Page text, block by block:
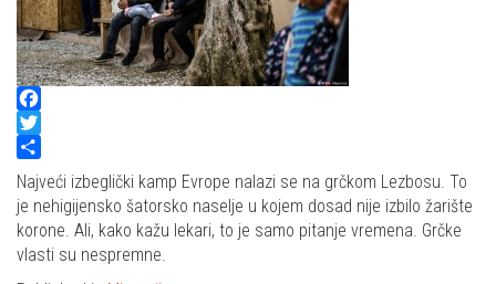
Facebook
Twitter
Share
Najveći izbeglički kamp Evrope nalazi se na grčkom Lezbosu. To
je nehigijensko šatorsko naselje u kojem dosad nije izbilo žarište
korone. Ali, kako kažu lekari, to je samo pitanje vremena. Grčke
vlasti su nespremne.